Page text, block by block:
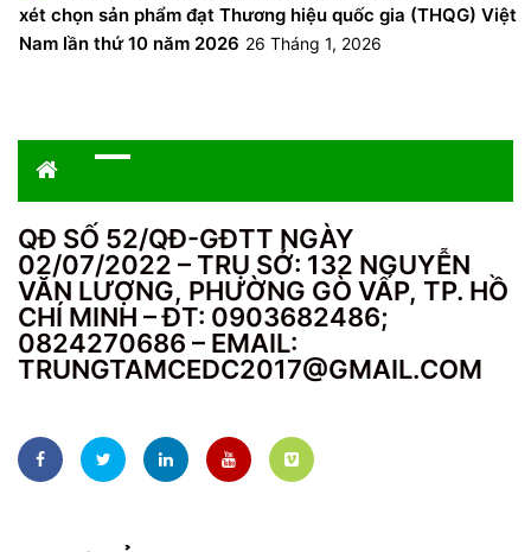
xét chọn sản phẩm đạt Thương hiệu quốc gia (THQG) Việt
Nam lần thứ 10 năm 2026 26 Tháng 1, 2026
QĐ SỐ 52/QĐ-GĐTT NGÀY
02/07/2022 – TRỤ SỞ: 132 NGUYỄN
VĂN LƯỢNG, PHƯỜNG GÒ VẤP, TP. HỒ
CHÍ MINH – ĐT: 0903682486;
0824270686 – EMAIL:
TRUNGTAMCEDC2017@GMAIL.COM